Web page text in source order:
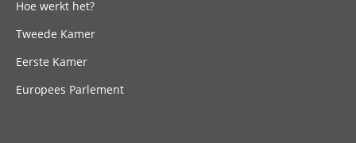
Hoe werkt het?
Tweede Kamer
Eerste Kamer
Europees Parlement